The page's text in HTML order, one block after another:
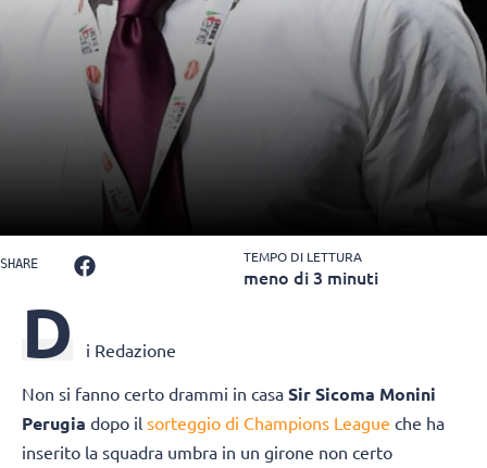
SHARE TEMPO DI LETTURA
meno di 3 minuti
D i Redazione
Non si fanno certo drammi in casa Sir Sicoma Monini
Perugia dopo il sorteggio di Champions League che ha
inserito la squadra umbra in un girone non certo